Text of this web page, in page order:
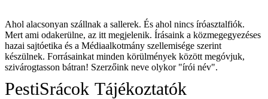
Ahol alacsonyan szállnak a sallerek. És ahol nincs íróasztalfiók.
Mert ami odakerülne, az itt megjelenik. Írásaink a közmegegyezéses
hazai sajtóetika és a Médiaalkotmány szellemisége szerint
készülnek. Forrásainkat minden körülmények között megóvjuk,
szivárogtasson bátran! Szerzőink neve olykor "írói név".
PestiSrácok Tájékoztatók